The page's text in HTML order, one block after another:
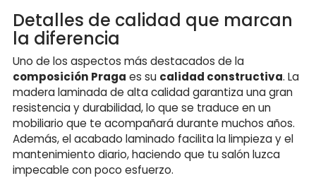
Detalles de calidad que marcan
la diferencia
Uno de los aspectos más destacados de la
composición Praga es su calidad constructiva. La
madera laminada de alta calidad garantiza una gran
resistencia y durabilidad, lo que se traduce en un
mobiliario que te acompañará durante muchos años.
Además, el acabado laminado facilita la limpieza y el
mantenimiento diario, haciendo que tu salón luzca
impecable con poco esfuerzo.